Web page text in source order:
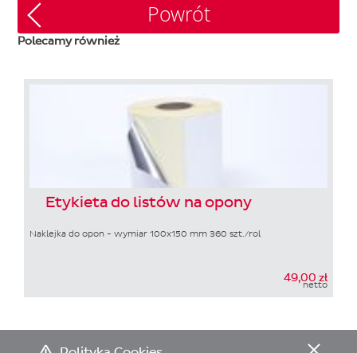
Powrót
Polecamy również
Etykieta do listów na opony
Naklejka do opon - wymiar 100x150 mm 360 szt./rol
49,00 zł
netto